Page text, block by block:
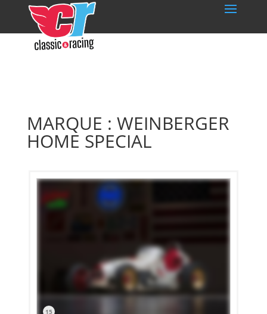
MARQUE : WEINBERGER
HOME SPECIAL
15